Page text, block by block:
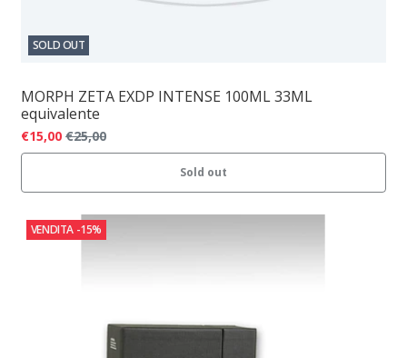
SOLD OUT
MORPH ZETA EXDP INTENSE 100ML 33ML
equivalente
€15,00 €25,00
Sold out
VENDITA -15%